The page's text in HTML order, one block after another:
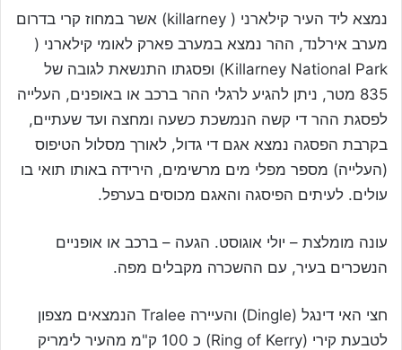
נמצא ליד העיר קילארני ( killarney) אשר במחוז קרי בדרום
מערב אירלנד, ההר נמצא במערב פארק לאומי קילארני (
Killarney National Park) ופסגתו התנשאת לגובה של
835 מטר, ניתן להגיע לרגלי ההר ברכב או באופנים, העלייה
לפסגת ההר די קשה הנמשכת כשעה ומחצה ועד שעתיים,
בקרבת הפסגה נמצא אגם די גדול, לאורך מסלול הטיפוס
(העלייה) מספר מפלי מים מרשימים, הירידה באותו תואי בו
עולים. לעיתים הפיסגה והאגם מכוסים בערפל.
עונה מומלצת – יולי אוגוסט. הגעה – ברכב או אופניים
הנשכרים בעיר, עם ההשכרה מקבלים מפה.
חצי האי דינגל (Dingle) והעיירה Tralee הנמצאים מצפון
לטבעת קירי (Ring of Kerry) כ 100 ק"מ מהעיר לימריק